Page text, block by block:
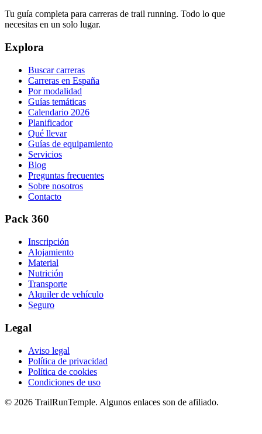
Tu guía completa para carreras de trail running. Todo lo que
necesitas en un solo lugar.
Explora
Buscar carreras
Carreras en España
Por modalidad
Guías temáticas
Calendario 2026
Planificador
Qué llevar
Guías de equipamiento
Servicios
Blog
Preguntas frecuentes
Sobre nosotros
Contacto
Pack 360
Inscripción
Alojamiento
Material
Nutrición
Transporte
Alquiler de vehículo
Seguro
Legal
Aviso legal
Política de privacidad
Política de cookies
Condiciones de uso
© 2026 TrailRunTemple. Algunos enlaces son de afiliado.